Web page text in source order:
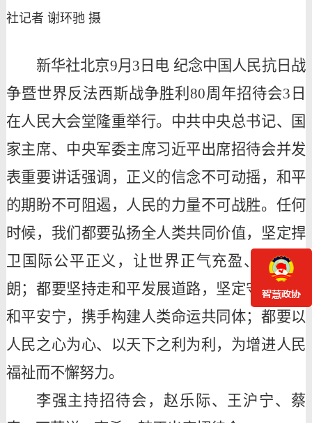
社记者 谢环驰 摄
新华社北京9月3日电 纪念中国人民抗日战
争暨世界反法西斯战争胜利80周年招待会3日
在人民大会堂隆重举行。中共中央总书记、国
家主席、中央军委主席习近平出席招待会并发
表重要讲话强调，正义的信念不可动摇，和平
的期盼不可阻遏，人民的力量不可战胜。任何
时候，我们都要弘扬全人类共同价值，坚定捍
卫国际公平正义，让世界正气充盈、乾坤朗
朗；都要坚持走和平发展道路，坚定守护世界
和平安宁，携手构建人类命运共同体；都要以
人民之心为心、以天下之利为利，为增进人民
福祉而不懈努力。
李强主持招待会，赵乐际、王沪宁、蔡